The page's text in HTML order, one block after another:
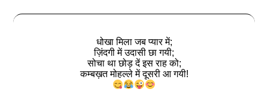
धोखा मिला जब प्यार में;
ज़िंदगी में उदासी छा गयी;
सोचा था छोड़ दें इस राह को;
कम्बख़त मोहल्ले में दूसरी आ गयी!